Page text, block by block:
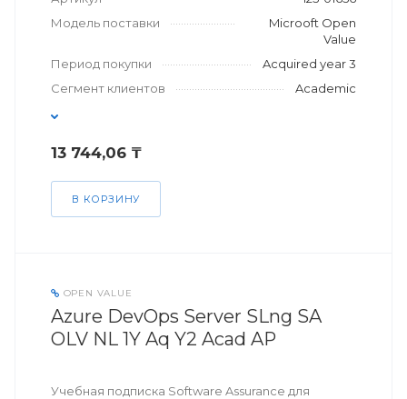
Модель поставки
Microoft Open
Value
Период покупки
Acquired year 3
Сегмент клиентов
Academic
13 744,06 ₸
В КОРЗИНУ
OPEN VALUE
Azure DevOps Server SLng SA
OLV NL 1Y Aq Y2 Acad AP
Учебная подписка Software Assurance для